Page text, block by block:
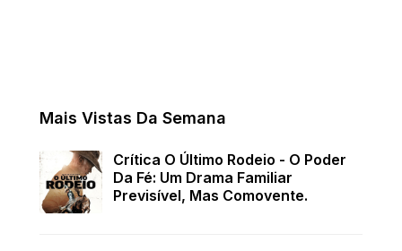
Mais Vistas Da Semana
Crítica O Último Rodeio - O Poder
Da Fé: Um Drama Familiar
Previsível, Mas Comovente.